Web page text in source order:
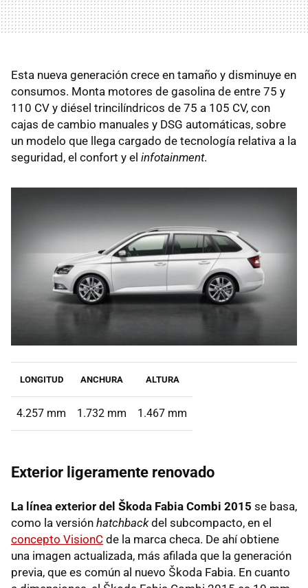
Esta nueva generación crece en tamaño y disminuye en
consumos. Monta motores de gasolina de entre 75 y
110 CV y diésel trincilíndricos de 75 a 105 CV, con
cajas de cambio manuales y DSG automáticas, sobre
un modelo que llega cargado de tecnología relativa a la
seguridad, el confort y el infotainment.
LONGITUD ANCHURA ALTURA
4.257 mm 1.732 mm 1.467 mm
Exterior ligeramente renovado
La línea exterior del Škoda Fabia Combi 2015 se basa,
como la versión hatchbackdel subcompacto, en el
concepto VisionC de la marca checa. De ahí obtiene
una imagen actualizada, más afilada que la generación
previa, que es común al nuevo Škoda Fabia. En cuanto